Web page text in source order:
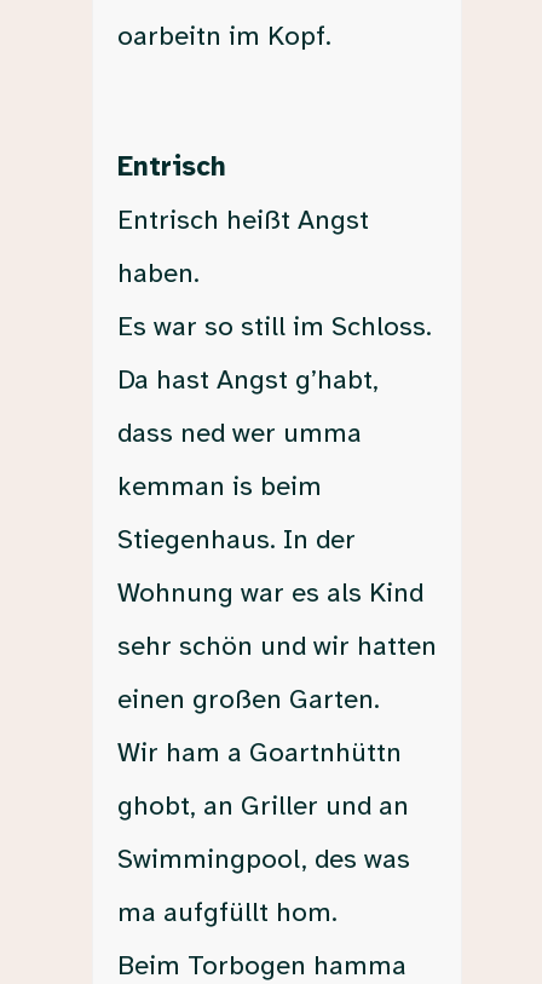
oarbeitn im Kopf.
Entrisch
Entrisch heißt Angst
haben.
Es war so still im Schloss.
Da hast Angst g’habt,
dass ned wer umma
kemman is beim
Stiegenhaus. In der
Wohnung war es als Kind
sehr schön und wir hatten
einen großen Garten.
Wir ham a Goartnhüttn
ghobt, an Griller und an
Swimmingpool, des was
ma aufgfüllt hom.
Beim Torbogen hamma